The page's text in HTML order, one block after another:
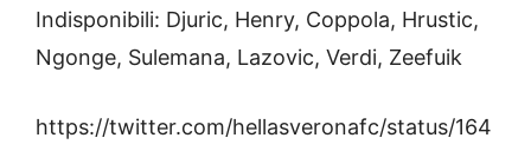
Indisponibili: Djuric, Henry, Coppola, Hrustic,
Ngonge, Sulemana, Lazovic, Verdi, Zeefuik
https://twitter.com/hellasveronafc/status/164